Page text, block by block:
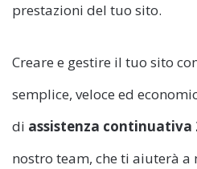
prestazioni del tuo sito.
Creare e gestire il tuo sito
semplice, veloce ed
di assistenza continuativa
nostro team, che ti aiuterà a